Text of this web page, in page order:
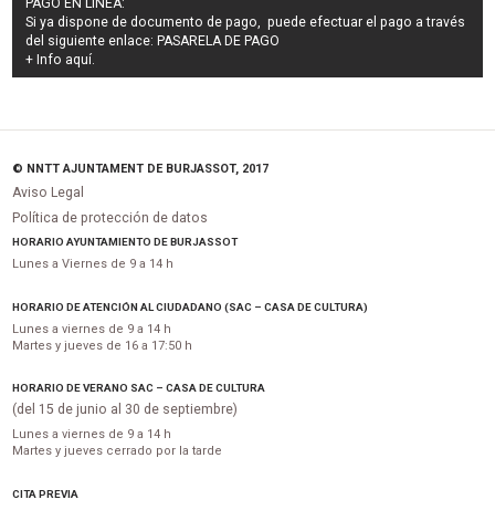
PAGO EN LÍNEA:
Si ya dispone de documento de pago, puede efectuar el pago a través
del siguiente enlace:PASARELA DE PAGO
+ Info aquí.
© NNTT AJUNTAMENT DE BURJASSOT, 2017
Aviso Legal
Política de protección de datos
HORARIO AYUNTAMIENTO DE BURJASSOT
Lunes a Viernes de 9 a 14 h
HORARIO DE ATENCIÓN AL CIUDADANO (SAC – CASA DE CULTURA)
Lunes a viernes de 9 a 14 h
Martes y jueves de 16 a 17:50 h
HORARIO DE VERANO SAC – CASA DE CULTURA
(del 15 de junio al 30 de septiembre)
Lunes a viernes de 9 a 14 h
Martes y jueves cerrado por la tarde
CITA PREVIA